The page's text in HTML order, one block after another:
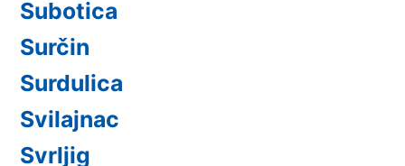
Subotica
Surčin
Surdulica
Svilajnac
Svrljig